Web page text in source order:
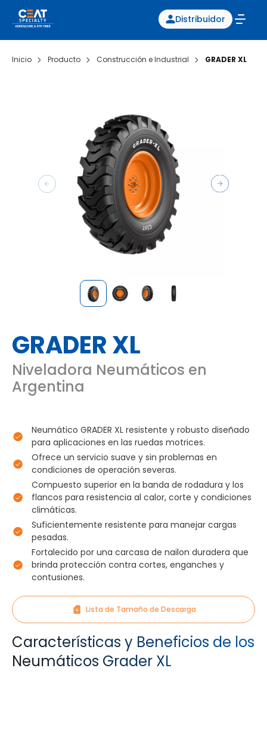
Distribuidor
Inicio Producto Construcción e Industrial GRADER XL
GRADER XL
Niveladora Neumáticos en
Argentina
Neumático GRADER XL resistente y robusto diseñado
para aplicaciones en las ruedas motrices.
Ofrece un servicio suave y sin problemas en
condiciones de operación severas.
Compuesto superior en la banda de rodadura y los
flancos para resistencia al calor, corte y condiciones
climáticas.
Suficientemente resistente para manejar cargas
pesadas.
Fortalecido por una carcasa de nailon duradera que
brinda protección contra cortes, enganches y
contusiones.
Lista de Tamaño de Descarga
Características y Beneficios de los
Neumáticos Grader XL